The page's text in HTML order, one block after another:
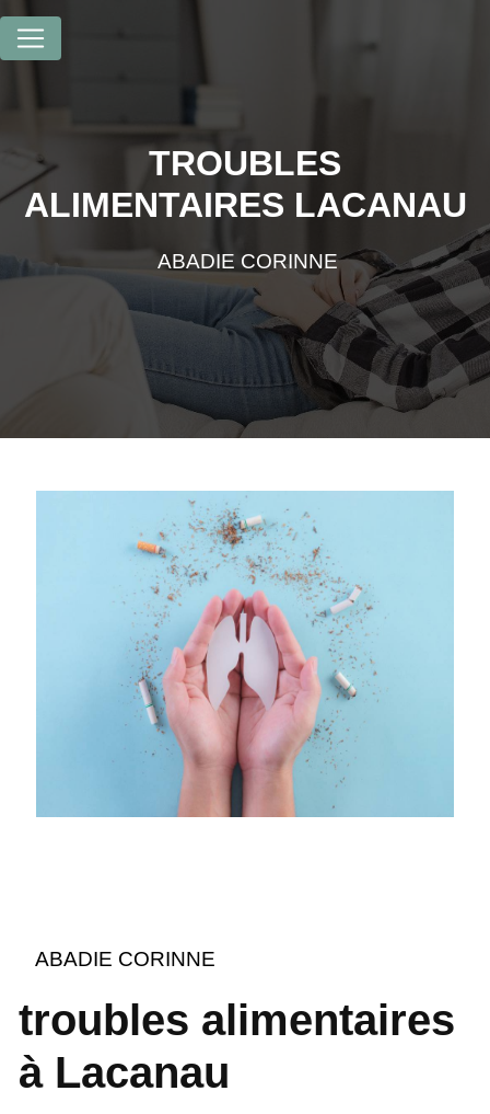
TROUBLES
ALIMENTAIRES LACANAU
ABADIE CORINNE
ABADIE CORINNE
troubles alimentaires
à Lacanau
Panneau de gestion des cookies